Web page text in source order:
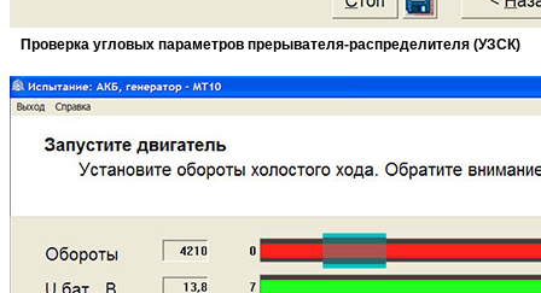
Проверка угловых параметров прерывателя-распределителя (УЗСК)